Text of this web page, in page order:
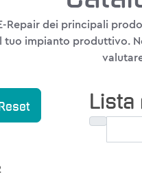
Repair dei principali
tuo impianto produttivo.
Lista